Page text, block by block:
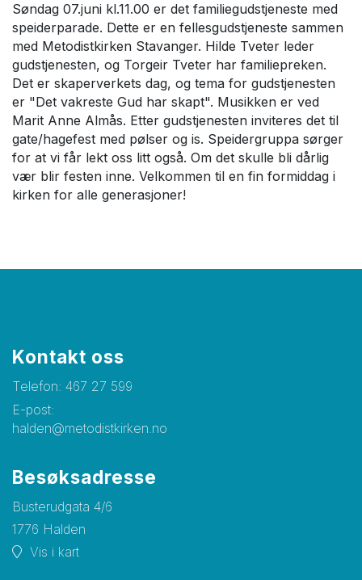
Søndag 07.juni kl.11.00 er det familiegudstjeneste med
speiderparade. Dette er en fellesgudstjeneste sammen
med Metodistkirken Stavanger. Hilde Tveter leder
gudstjenesten, og Torgeir Tveter har familiepreken.
Det er skaperverkets dag, og tema for gudstjenesten
er "Det vakreste Gud har skapt". Musikken er ved
Marit Anne Almås. Etter gudstjenesten inviteres det til
gate/hagefest med pølser og is. Speidergruppa sørger
for at vi får lekt oss litt også. Om det skulle bli dårlig
vær blir festen inne. Velkommen til en fin formiddag i
kirken for alle generasjoner!
Kontakt oss
Telefon: 467 27 599
E-post:
halden@metodistkirken.no
Besøksadresse
Busterudgata 4/6
1776 Halden
Vis i kart